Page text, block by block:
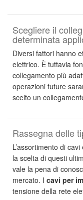
Scegliere il
determinata
Diversi fattori hanno
elettrico. È tuttavia
collegamento più
operazioni future
scelto un
Rassegna delle
L’assortimento di
la scelta di questi
vale la pena di
mercato. I cavi per
tensione della rete